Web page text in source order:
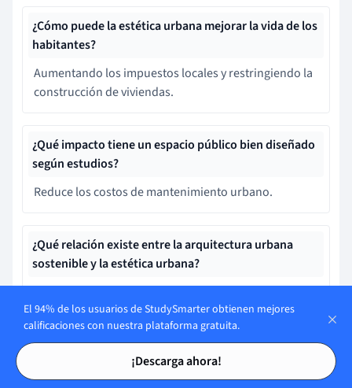
Tarjetas de estudio
Tarjetas de estudio
¿Cómo puede la estética urbana mejorar la vida de los
habitantes?
Aumentando los impuestos locales y restringiendo la
construcción de viviendas.
¿Qué impacto tiene un espacio público bien diseñado
según estudios?
Reduce los costos de mantenimiento urbano.
¿Qué relación existe entre la arquitectura urbana
sostenible y la estética urbana?
Permiten diseñar parques y jardines en las ciudades.
Aprende más rápido con las
El 94% de los usuarios de StudySmarter obtienen mejores
calificaciones con nuestra plataforma gratuita.
¡Descarga ahora!